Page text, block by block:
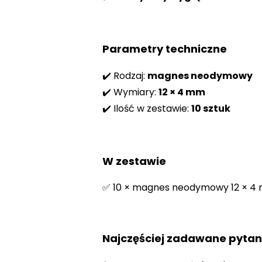
Parametry techniczne
✔️ Rodzaj: magnes neodymowy
✔️ Wymiary: 12 × 4 mm
✔️ Ilość w zestawie: 10 sztuk
W zestawie
✅ 10 × magnes neodymowy 12 × 4
Najczęściej zadawane